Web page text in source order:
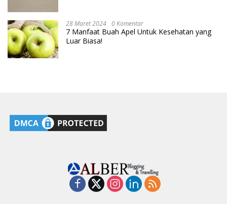
28 Maret 2024 0 Komentar
7 Manfaat Buah Apel Untuk Kesehatan yang
Luar Biasa!